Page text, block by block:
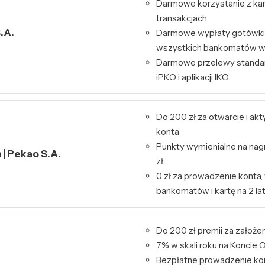
Darmowe korzystanie z
transakcjach
Darmowe wypłaty
wszystkich bankomatów
Darmowe przelewy
iPKO i aplikacji IKO
Pekao S.A.
Do 200 zł za otwarcie i
konta
Punkty wymienialne na
zł
0 zł za prowadzenie konta,
bankomatów i kartę na 2
Do 200 zł premii za
7% w skali roku na Koncie
Bezpłatne prowadzenie